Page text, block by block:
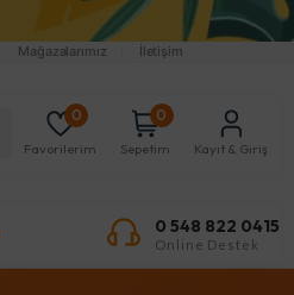
Mağazalarımız İletişim
0
Favorilerim
0
Sepetim Kayıt & Giriş
0 548 822 0415
Online Destek